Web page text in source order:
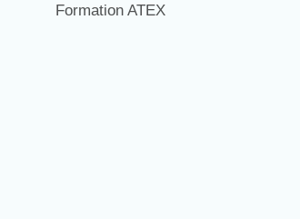
Formation ATEX